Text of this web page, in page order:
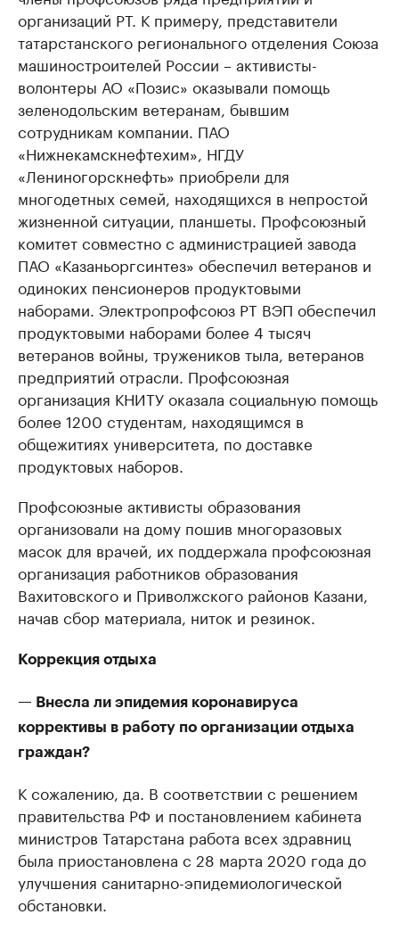
организаций РТ. К примеру, представители
татарстанского регионального отделения Союза
машиностроителей России – активисты-
волонтеры АО «Позис» оказывали помощь
зеленодольским ветеранам, бывшим
сотрудникам компании. ПАО
«Нижнекамскнефтехим», НГДУ
«Лениногорскнефть» приобрели для
многодетных семей, находящихся в непростой
жизненной ситуации, планшеты. Профсоюзный
комитет совместно с администрацией завода
ПАО «Казаньоргсинтез» обеспечил ветеранов и
одиноких пенсионеров продуктовыми
наборами. Электропрофсоюз РТ ВЭП обеспечил
продуктовыми наборами более 4 тысяч
ветеранов войны, тружеников тыла, ветеранов
предприятий отрасли. Профсоюзная
организация КНИТУ оказала социальную помощь
более 1200 студентам, находящимся в
общежитиях университета, по доставке
продуктовых наборов.
Профсоюзные активисты образования
организовали на дому пошив многоразовых
масок для врачей, их поддержала профсоюзная
организация работников образования
Вахитовского и Приволжского районов Казани,
начав сбор материала, ниток и резинок.
Коррекция отдыха
— Внесла ли эпидемия коронавируса
коррективы в работу по организации отдыха
граждан?
К сожалению, да. В соответствии с решением
правительства РФ и постановлением кабинета
министров Татарстана работа всех здравниц
была приостановлена с 28 марта 2020 года до
улучшения санитарно-эпидемиологической
обстановки.